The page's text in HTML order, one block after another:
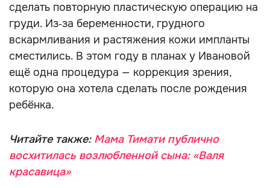
сделать повторную пластическую операцию на
груди. Из‑за беременности, грудного
вскармливания и растяжения кожи импланты
сместились. В этом году в планах у Ивановой
ещё одна процедура — коррекция зрения,
которую она хотела сделать после рождения
ребёнка.
Читайте также: Мама Тимати публично
восхитилась возлюбленной сына: «Валя
красавица»